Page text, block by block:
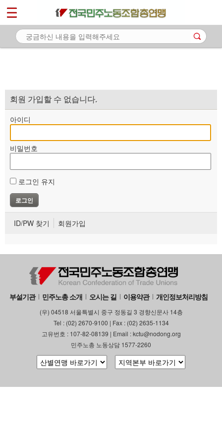
회원 가입할 수 없습니다.
아이디
비밀번호
로그인 유지
ID/PW 찾기 회원가입
부설기관 민주노총 소개 오시는 길 이용약관 개인정보처리방침
(우) 04518 서울특별시 중구 정동길 3 경향신문사 14층
Tel : (02) 2670-9100 | Fax : (02) 2635-1134
고유번호 : 107-82-08139 | Email : kctu@nodong.org
민주노총 노동상담 1577-2260
마이페이지
소개
자료
부설기관